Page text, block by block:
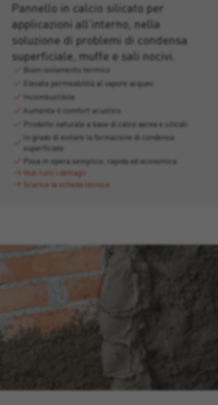
Pannello in calcio silicato per
applicazioni all'interno, nella
soluzione di problemi di condensa
superficiale, muffe e sali nocivi.
Buon isolamento termico
Elevata permeabilità al vapore acqueo
Incombustibile
Aumenta il comfort acustico
Prodotto naturale a base di calce aerea e silicati
In grado di evitare la formazione di condensa
superficiale
Posa in opera semplice, rapida ed economica
Vedi tutti i dettagli
Scarica la scheda tecnica